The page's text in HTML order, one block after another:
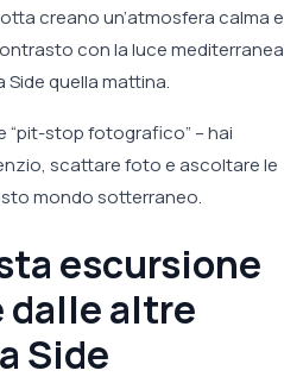
creano un’atmosfera calma e
con la luce mediterranea
quella mattina.
“pit-stop fotografico” – hai
scattare foto e ascoltare le
mondo sotterraneo.
escursione
altre
Side